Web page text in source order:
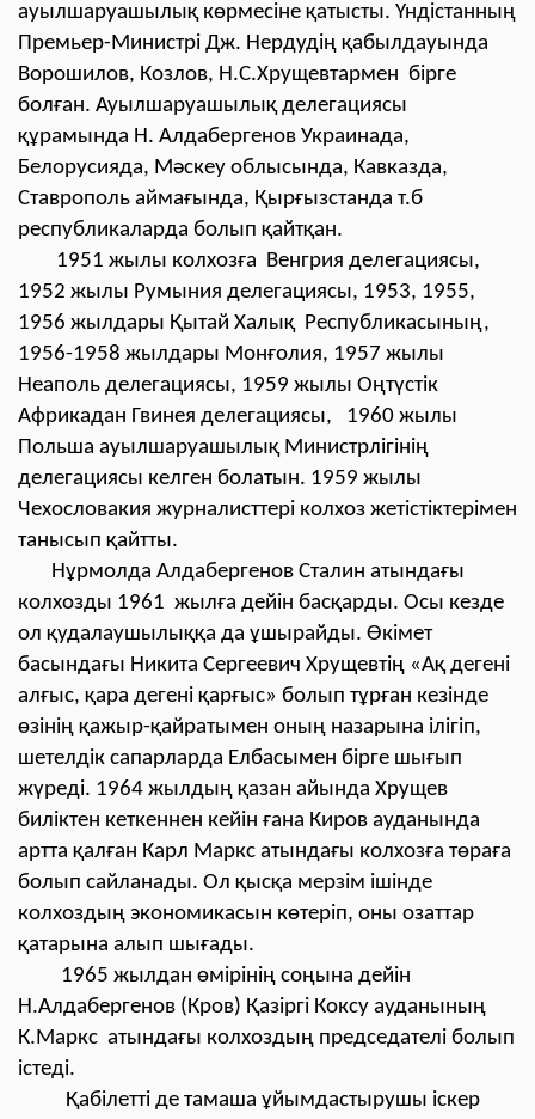
ауылшаруашылық көрмесіне қатысты. Үндістанның
Премьер-Министрі Дж. Нердудің қабылдауында
Ворошилов, Козлов, Н.С.Хрущевтармен бірге
болған. Ауылшаруашылық делегациясы
құрамында Н. Алдабергенов Украинада,
Белорусияда, Мәскеу облысында, Кавказда,
Ставрополь аймағында, Қырғызстанда т.б
республикаларда болып қайтқан.
1951 жылы колхозға Венгрия делегациясы,
1952 жылы Румыния делегациясы, 1953, 1955,
1956 жылдары Қытай Халық Республикасының,
1956-1958 жылдары Монғолия, 1957 жылы
Неаполь делегациясы, 1959 жылы Оңтүстік
Африкадан Гвинея делегациясы, 1960 жылы
Польша ауылшаруашылық Министрлігінің
делегациясы келген болатын. 1959 жылы
Чехословакия журналисттері колхоз жетістіктерімен
танысып қайтты.
Нұрмолда Алдабергенов Сталин атындағы
колхозды 1961 жылға дейін басқарды. Осы кезде
ол қудалаушылыққа да ұшырайды. Өкімет
басындағы Никита Сергеевич Хрущевтің «Ақ дегені
алғыс, қара дегені қарғыс» болып тұрған кезінде
өзінің қажыр-қайратымен оның назарына ілігіп,
шетелдік сапарларда Елбасымен бірге шығып
жүреді. 1964 жылдың қазан айында Хрущев
биліктен кеткеннен кейін ғана Киров ауданында
артта қалған Карл Маркс атындағы колхозға төраға
болып сайланады. Ол қысқа мерзім ішінде
колхоздың экономикасын көтеріп, оны озаттар
қатарына алып шығады.
1965 жылдан өмірінің соңына дейін
Н.Алдабергенов (Кров) Қазіргі Коксу ауданының
К.Маркс атындағы колхоздың председателі болып
істеді.
Қабілетті де тамаша ұйымдастырушы іскер